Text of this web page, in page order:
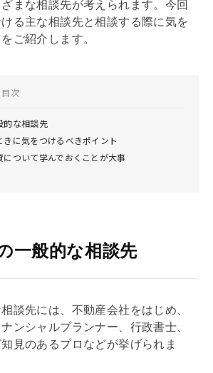
まな相談先が考えられます。今回
る主な相談先と相談する際に気を
ご紹介します。
目次
的な相談先
きに気をつけるべきポイント
ついて学んでおくことが大事
一般的な相談先
談先には、不動産会社をはじめ、
ンシャルプランナー、行政書士、
見のあるプロなどが挙げられま